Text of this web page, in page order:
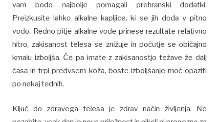
vam bodo najbolje pomagali prehranski dodatki.
Preizkusite lahko alkalne kapljice, ki se jih doda v pitno
vodo. Redno pitje alkalne vode prinese rezultate relativno
hitro, zakisanost telesa se znižuje in počutje se običajno
kmalu izboljša. Če pa imate z zakisanostjo težave že dalj
časa in trpi predvsem koža, boste izboljšanje moč opaziti
po nekaj tednih.
Ključ do zdravega telesa je zdrav način življenja. Ne